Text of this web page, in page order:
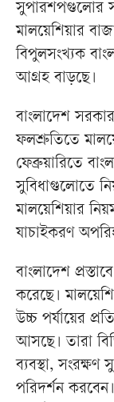
সুপারশপগুলোর
মালয়েশিয়ার
বিপুলসংখ্যক
আগ্রহ বাড়ছে।
বাংলাদেশ
ফলশ্রুতিতে
ফেব্রুয়ারিতে
সুবিধাগুলোতে
মালয়েশিয়ার
যাচাইকরণ
বাংলাদেশ
করেছে।
উচ্চ পর্যায়ের
আসছে। তারা
ব্যবস্থা, সংরক্ষণ
পরিদর্শন